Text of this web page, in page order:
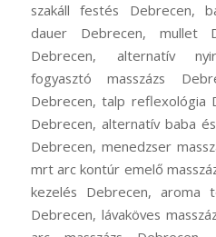
szakáll festés Debrecen,
dauer Debrecen, mullet
Debrecen, alternatív
fogyasztó masszázs
Debrecen, talp reflexológia
Debrecen, alternatív baba
Debrecen, menedzser
mrt arc kontúr emelő
kezelés Debrecen, aroma
Debrecen, lávaköves